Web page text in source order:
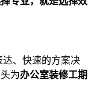
达、快速的方案决
为办公室装修工期